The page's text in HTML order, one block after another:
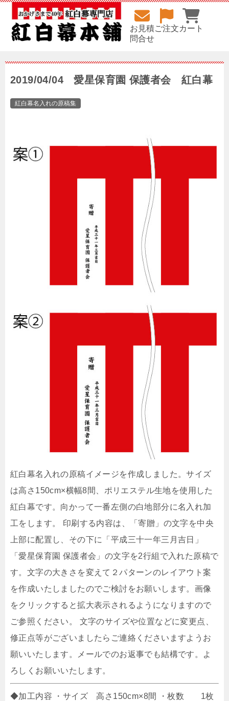
お見積
問合せ
ご注文カート
2019/04/04 愛星保育園 保護者会 紅白幕
紅白幕名入れの原稿集
紅白幕名入れの原稿イメージを作成しました。サイズ
は高さ150cm×横幅8間、ポリエステル生地を使用した
紅白幕です。向かって一番左側の白地部分に名入れ加
工をします。 印刷する内容は、「寄贈」の文字を中央
上部に配置し、その下に「平成三十一年三月吉日」
「愛星保育園 保護者会」の文字を2行組で入れた原稿で
す。文字の大きさを変えて２パターンのレイアウト案
を作成いたしましたのでご検討をお願いします。画像
をクリックすると拡大表示されるようになりますので
ご参照ください。 文字のサイズや位置などに変更点、
修正点等がございましたらご連絡くださいますようお
願いいたします。メールでのお返事でも結構です。よ
ろしくお願いいたします。
◆加工内容 ・サイズ 高さ150cm×8間 ・枚数 1枚